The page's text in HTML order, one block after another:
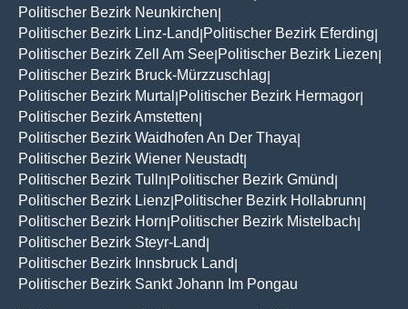
Politischer Bezirk Neunkirchen
Politischer Bezirk Linz-Land Politischer Bezirk Eferding
Politischer Bezirk Zell Am See Politischer Bezirk Liezen
Politischer Bezirk Bruck-Mürzzuschlag
Politischer Bezirk Murtal
Politischer Bezirk Hermagor
Politischer Bezirk Amstetten
Politischer Bezirk Waidhofen An Der Thaya
Politischer Bezirk Wiener Neustadt|
Politischer Bezirk Tulln Politischer Bezirk Gmünd
Politischer Bezirk Lienz Politischer Bezirk Hollabrunn
Politischer Bezirk Horn Politischer Bezirk Mistelbach
Politischer Bezirk Steyr-Land
Politischer Bezirk Innsbruck Land
Politischer Bezirk Sankt Johann Im Pongau